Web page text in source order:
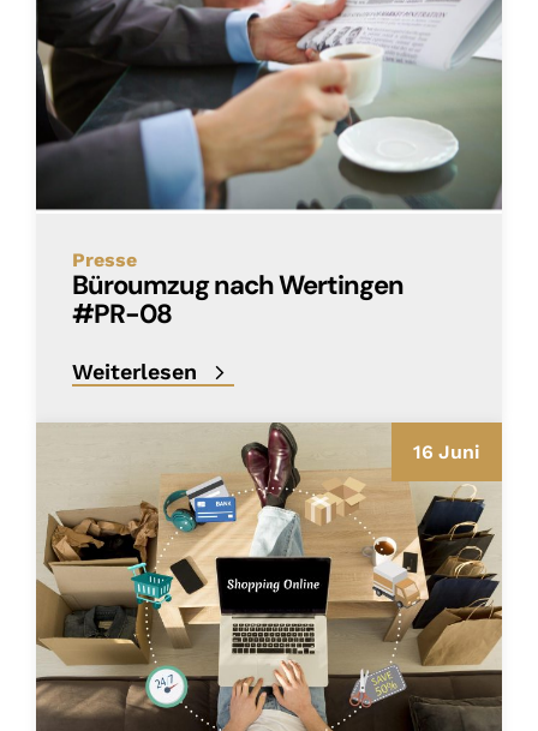
Presse
Büroumzug nach Wertingen
#PR-08
Weiterlesen
16 Juni